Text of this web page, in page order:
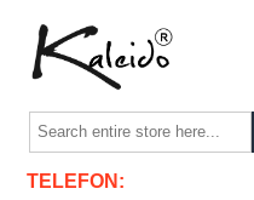
TELEFON: